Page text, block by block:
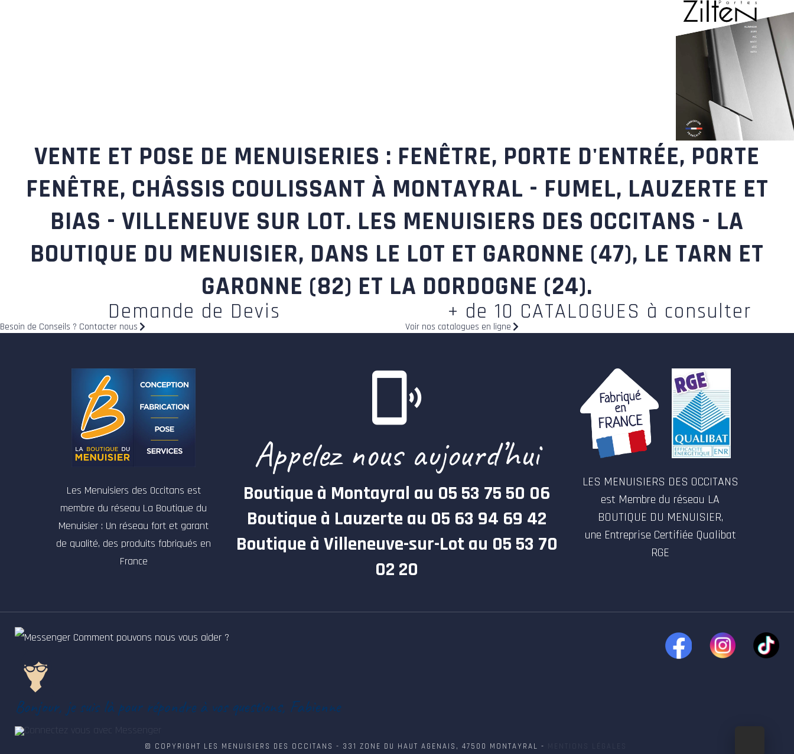
VENTE ET POSE DE MENUISERIES : FENÊTRE, PORTE D'ENTRÉE, PORTE
FENÊTRE, CHÂSSIS COULISSANT À MONTAYRAL - FUMEL, LAUZERTE ET
BIAS - VILLENEUVE SUR LOT. LES MENUISIERS DES OCCITANS - LA
BOUTIQUE DU MENUISIER, DANS LE LOT ET GARONNE (47), LE TARN ET
GARONNE (82) ET LA DORDOGNE (24).
Demande de Devis
Besoin de Conseils ? Contacter nous
+ de 10 CATALOGUES à consulter
Voir nos catalogues en ligne
Les Menuisiers des Occitans est
membre du réseau La Boutique du
Menuisier : Un réseau fort et garant
de qualité, des produits fabriqués en
France
Appelez nous aujourd’hui
Boutique à Montayral au 05 53 75 50 06
Boutique à Lauzerte au 05 63 94 69 42
Boutique à Villeneuve-sur-Lot au 05 53 70
02 20
LES MENUISIERS DES OCCITANS
est Membre du réseau LA
BOUTIQUE DU MENUISIER,
une Entreprise Certifiée Qualibat
RGE
Comment pouvons nous vous aider ?
Bonjour, je suis là pour répondre à vos questions, Fabienne
© COPYRIGHT LES MENUISIERS DES OCCITANS - 331 ZONE DU HAUT AGENAIS, 47500 MONTAYRAL -